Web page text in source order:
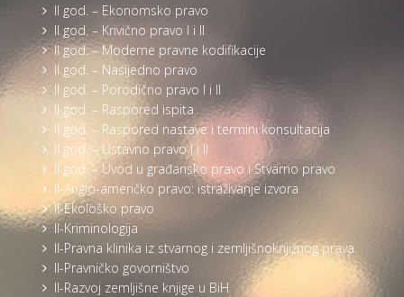
II god. – Ekonomsko pravo
II god. – Krivično pravo I i II
II god. – Moderne pravne kodifikacije
II god. – Nasljedno pravo
II god. – Porodično pravo I i II
II god. – Raspored ispita
II god. – Raspored nastave i termini konsultacija
II god. – Ustavno pravo I i II
II god. – Uvod u građansko pravo i Stvarno pravo
II-Anglo-američko pravo: istraživanje izvora
II-Ekološko pravo
II-Kriminologija
II-Pravna klinika iz stvarnog i zemljišnoknjižnog prava
II-Pravničko govorništvo
II-Razvoj zemljišne knjige u BiH